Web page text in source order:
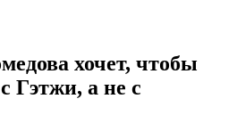
хочет, чтобы
Гэтжи, а не с